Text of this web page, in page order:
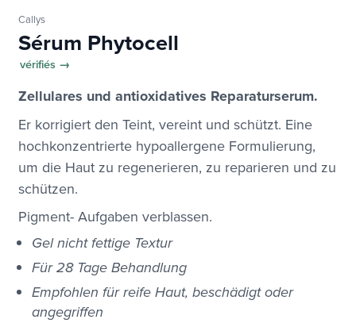
Callys
Sérum Phytocell
vérifiés →
Zellulares und antioxidatives Reparaturserum.
Er korrigiert den Teint, vereint und schützt. Eine
hochkonzentrierte hypoallergene Formulierung,
um die Haut zu regenerieren, zu reparieren und zu
schützen.
Pigment- Aufgaben verblassen.
Gel nicht fettige Textur
Für 28 Tage Behandlung
Empfohlen für reife Haut, beschädigt oder
angegriffen